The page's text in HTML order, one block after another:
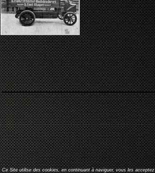
Ce Site utilise des cookies, en continuant à naviguer, vous les acceptez